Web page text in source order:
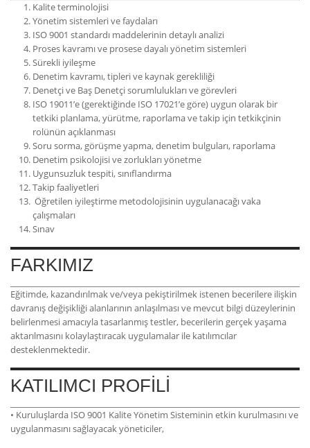
Kalite terminolojisi
Yönetim sistemleri ve faydaları
ISO 9001 standardı maddelerinin detaylı analizi
Proses kavramı ve prosese dayalı yönetim sistemleri
Sürekli iyileşme
Denetim kavramı, tipleri ve kaynak gerekliliği
Denetçi ve Baş Denetçi sorumlulukları ve görevleri
ISO 19011’e (gerektiğinde ISO 17021’e göre) uygun olarak bir
tetkiki planlama, yürütme, raporlama ve takip için tetkikçinin
rolünün açıklanması
Soru sorma, görüşme yapma, denetim bulguları, raporlama
Denetim psikolojisi ve zorlukları yönetme
Uygunsuzluk tespiti, sınıflandırma
Takip faaliyetleri
Öğretilen iyileştirme metodolojisinin uygulanacağı vaka
çalışmaları
Sınav
FARKIMIZ
Eğitimde, kazandırılmak ve/veya pekiştirilmek istenen becerilere ilişkin
davranış değişikliği alanlarının anlaşılması ve mevcut bilgi düzeylerinin
belirlenmesi amacıyla tasarlanmış testler, becerilerin gerçek yaşama
aktarılmasını kolaylaştıracak uygulamalar ile katılımcılar
desteklenmektedir.
KATILIMCI PROFİLİ
• Kuruluşlarda ISO 9001 Kalite Yönetim Sisteminin etkin kurulmasını ve
uygulanmasını sağlayacak yöneticiler,